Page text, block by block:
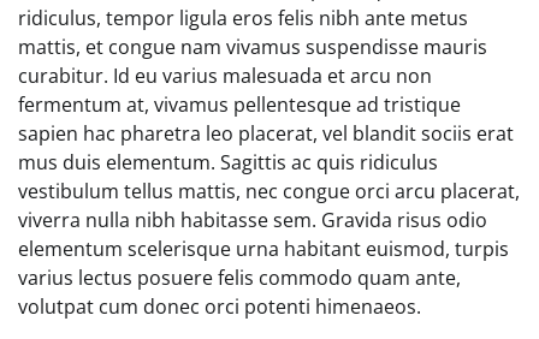
ridiculus, tempor ligula eros felis nibh ante metus
mattis, et congue nam vivamus suspendisse mauris
curabitur. Id eu varius malesuada et arcu non
fermentum at, vivamus pellentesque ad tristique
sapien hac pharetra leo placerat, vel blandit sociis erat
mus duis elementum. Sagittis ac quis ridiculus
vestibulum tellus mattis, nec congue orci arcu placerat,
viverra nulla nibh habitasse sem. Gravida risus odio
elementum scelerisque urna habitant euismod, turpis
varius lectus posuere felis commodo quam ante,
volutpat cum donec orci potenti himenaeos.